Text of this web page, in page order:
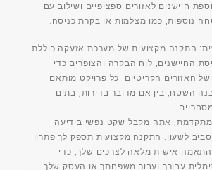
חיישנים לאזורים ספציפיים ושילוב עם
נוספות, כמו מצלמות או בקרת כניסה.
התקנה מקצועית של מערכת אזעקה כוללת
החיישנים, לוח הבקרה והצופרים כדי
האזורים הקריטיים. כל פרויקט מותאם
השטח, בין אם מדובר בדירות, בתים
אתה מקבל שקט נפשי בידיעה
לשעון. התקנה מקצועית תספק לך פתרון
התאמה אישית מלאה לצרכים שלך, כדי
עבורך ועבור משפחתך או העסק שלך.